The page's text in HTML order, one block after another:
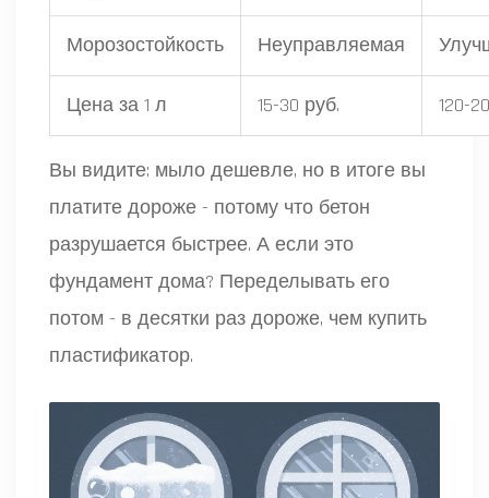
Морозостойкость Неуправляемая
Цена за 1 л 15-30 руб. 120-
Вы видите: мыло дешевле, но в итоге вы
платите дороже - потому что бетон
разрушается быстрее. А если это
фундамент дома? Переделывать его
потом - в десятки раз дороже, чем купить
пластификатор.